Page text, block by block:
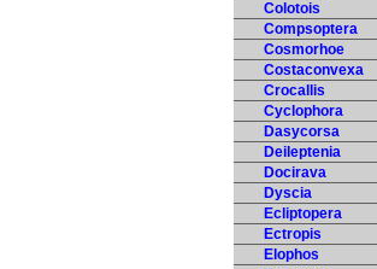
Colotois
Compsoptera
Cosmorhoe
Costaconvexa
Crocallis
Cyclophora
Dasycorsa
Deileptenia
Docirava
Dyscia
Ecliptopera
Ectropis
Elophos